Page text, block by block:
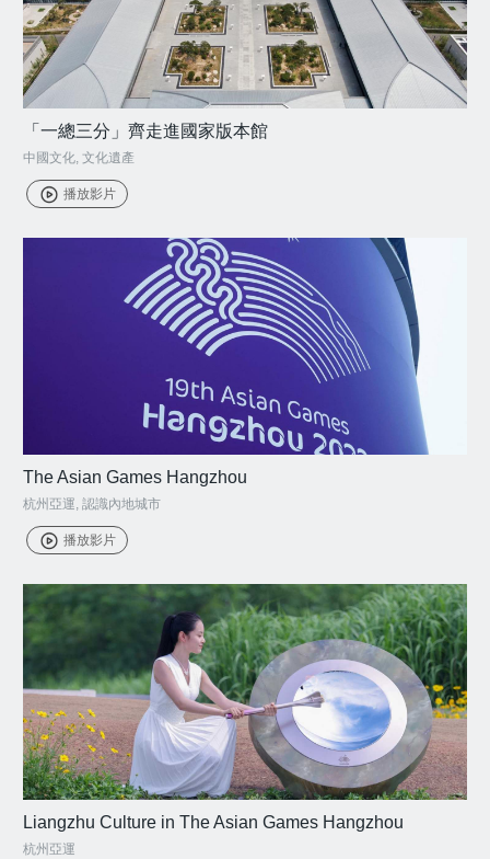
「一總三分」齊走進國家版本館
中國文化, 文化遺產
播放影片
The Asian Games Hangzhou
杭州亞運 認識內地城市
播放影片
Liangzhu Culture in The Asian Games Hangzhou
杭州亞運